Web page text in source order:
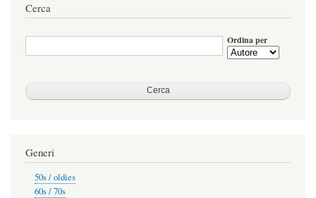
Cerca
Ordina per
Generi
50s / oldies
60s / 70s